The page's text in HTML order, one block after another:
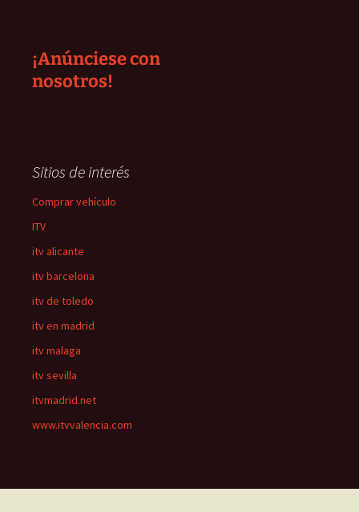
¡Anúnciese con
nosotros!
Sitios de interés
Comprar vehículo
ITV
itv alicante
itv barcelona
itv de toledo
itv en madrid
itv malaga
itv sevilla
itvmadrid.net
www.itvvalencia.com